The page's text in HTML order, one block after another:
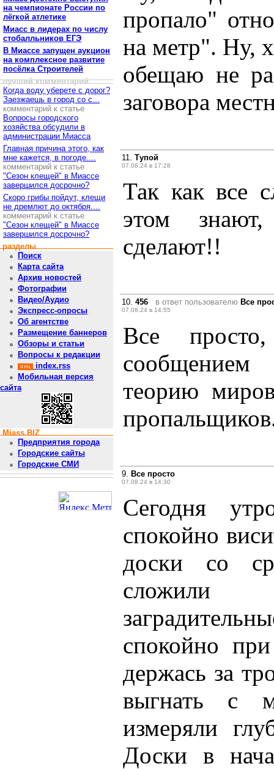
на чемпионате России по
лёгкой атлетике
Миасс в лидерах по числу
стобалльников ЕГЭ
В Миассе запущен аукцион
на комплексное развитие
посёлка Строителей
лучший комментарий
Когда воду уберете с дорог?
Заезжаешь в город со с...
комментарий к статье
Вопросы городского
хозяйства обсудили в
администрации Миасса
Главная причина этого, как
мне кажется, в погоде....
комментарий к статье
"Сезон клещей" в Миассе
завершился досрочно?
Скоро грибы пойдут, клещи
не дремлют до октября....
комментарий к статье
"Сезон клещей" в Миассе
завершился досрочно?
разделы
Поиск
Карта сайта
Архив новостей
Фотографии
Видео/Аудио
Экспресс-опросы
Об агентстве
Размещение баннеров
Обзоры и статьи
Вопросы к редакции
index.rss
Мобильная версия
сайта
Miass.BIZ
Предприятия города
Городские сайты
Городские СМИ
пропало"
на метр". Ну,
обещаю не
заговора
11. Тупой
07.08.24 в 17:28
Так как все
этом
сделают!!
10. 456 в ответ пользователю Все
07.08.24 в 14:55
Все
теорию
9. Все просто
07.08.24 в 14:30
Сегодня
спокойно
доски со
сложили
спокойно
держась за
выгнать с
измеряли
Доски в